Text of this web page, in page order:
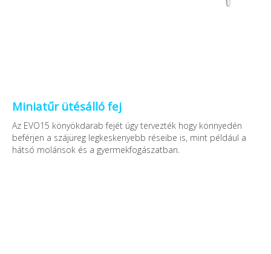
Miniatűr ütésálló fej
Az EVO15 könyökdarab fejét úgy tervezték hogy könnyedén
beférjen a szájüreg legkeskenyebb réseibe is, mint például a
hátsó molárisok és a gyermekfogászatban.